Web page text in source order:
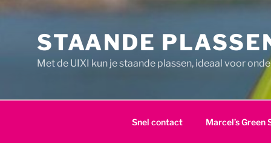
STAANDE
Met de UIXI kun je staande plassen, ideaal voor
Snel contact Marcel’s Green